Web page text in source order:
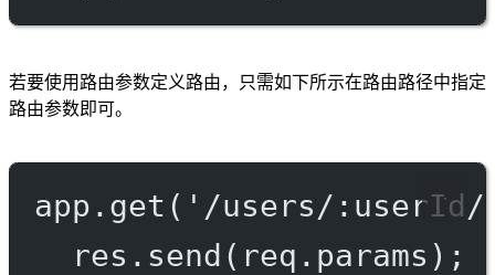
若要使用路由参数定义路由，只需如下所示在路由路径中指定
路由参数即可。
app. get ( '/users/:userId/
res. send (req.params);